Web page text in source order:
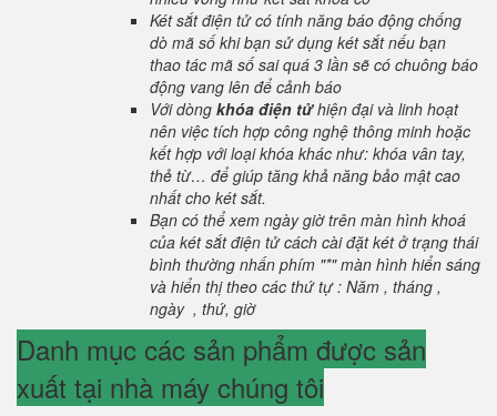
Két sắt điện tử có tính năng báo động chống
dò mã số khi bạn sử dụng két sắt nếu bạn
thao tác mã số sai quá 3 lần sẽ có chuông báo
động vang lên để cảnh báo
Với dòng khóa điện tửhiện đại và linh hoạt
nên việc tích hợp công nghệ thông minh hoặc
kết hợp với loại khóa khác như: khóa vân tay,
thẻ từ… để giúp tăng khả năng bảo mật cao
nhất cho két sắt.
Bạn có thể xem ngày giờ trên màn hình khoá
của két sắt điện tử cách cài đặt két ở trạng thái
bình thường nhấn phím "*" màn hình hiển sáng
và hiển thị theo các thứ tự : Năm , tháng ,
ngày , thứ, giờ
Danh mục các sản phẩm được sản
xuất tại nhà máy chúng tôi